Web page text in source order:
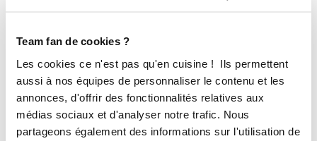
Team fan de cookies ?
Les cookies ce n'est pas qu'en cuisine ! Ils permettent
aussi à nos équipes de personnaliser le contenu et les
annonces, d'offrir des fonctionnalités relatives aux
médias sociaux et d'analyser notre trafic. Nous
partageons également des informations sur l'utilisation de